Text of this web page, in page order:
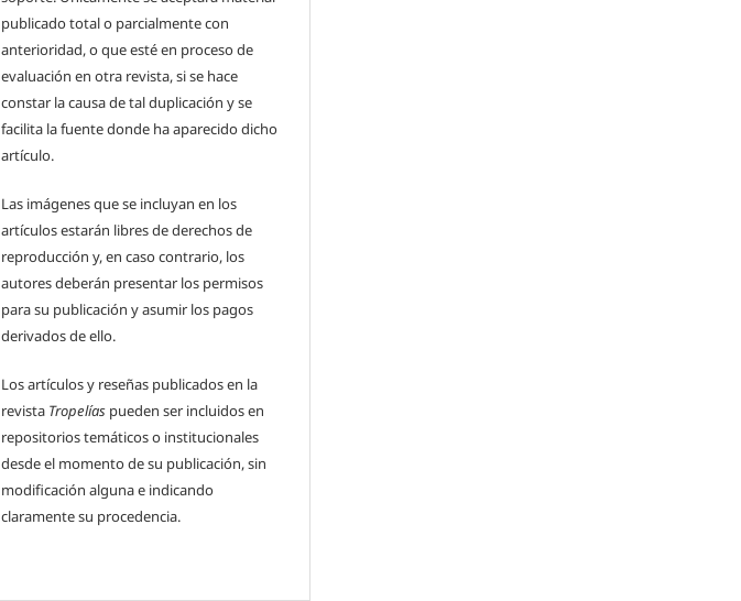
publicado total o parcialmente con
anterioridad, o que esté en proceso de
evaluación en otra revista, si se hace
constar la causa de tal duplicación y se
facilita la fuente donde ha aparecido dicho
artículo.
Las imágenes que se incluyan en los
artículos estarán libres de derechos de
reproducción y, en caso contrario, los
autores deberán presentar los permisos
para su publicación y asumir los pagos
derivados de ello.
Los artículos y reseñas publicados en la
revista Tropelías pueden ser incluidos en
repositorios temáticos o institucionales
desde el momento de su publicación, sin
modificación alguna e indicando
claramente su procedencia.